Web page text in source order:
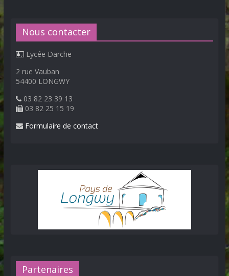
Nous contacter
Lycée Darche
2 rue Vauban
54400 LONGWY
03 82 23 39 13
03 82 25 15 19
Formulaire de contact
Partenaires